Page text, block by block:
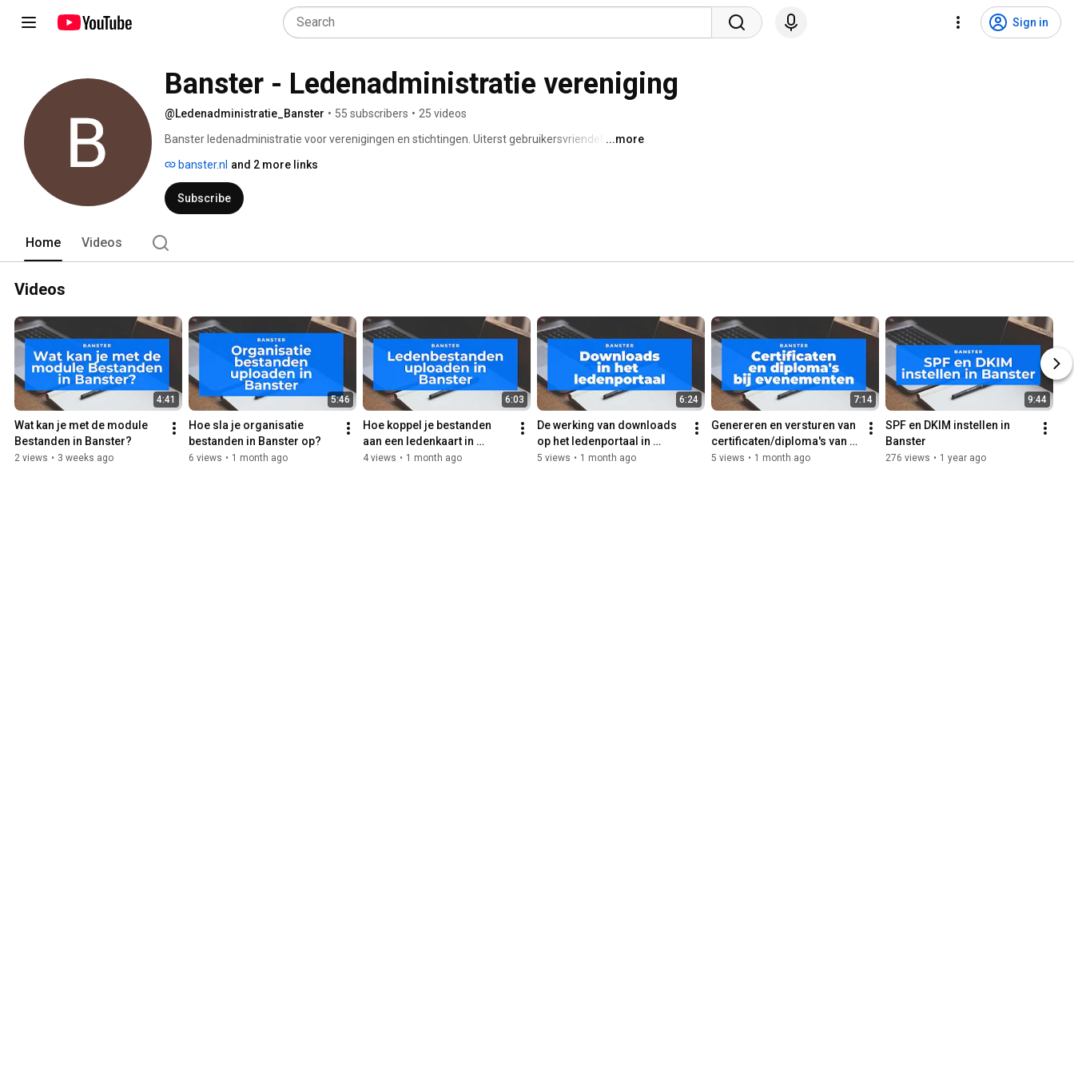
Sign in
Banster - Ledenadministratie vereniging
@Ledenadministratie_Banster • 55 subscribers • 25 videos
Banster ledenadministratie voor verenigingen en stichtingen. Uiterst gebruikersvriendelijk en
beeld van Banster. Vragen? www.banster.nl.
...more
banster.nl and 2 more links
Subscribe
Home Videos
Videos
4:41
Wat kan je met de module
Bestanden in Banster?
2 views • 3 weeks ago
5:46
Hoe sla je organisatie
bestanden in Banster op?
6 views • 1 month ago
6:03
Hoe koppel je bestanden
aan een ledenkaart in
Banster? De werking van
4 views • 1 month ago
6:24
De werking van downloads
op het ledenportaal in
Banster.
5 views • 1 month ago
7:14
Genereren en versturen van
certificaten/diploma's van
evenementen in Banster.
5 views • 1 month ago
9:44
SPF en DKIM instellen in
Banster
276 views • 1 year ago